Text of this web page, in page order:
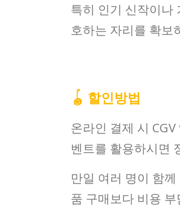
특히 인기 신작이나
호하는 자리를 확보
🪀 할인방법
온라인 결제 시
벤트를 활용하시면
만일 여러 명이 함
품 구매보다 비용